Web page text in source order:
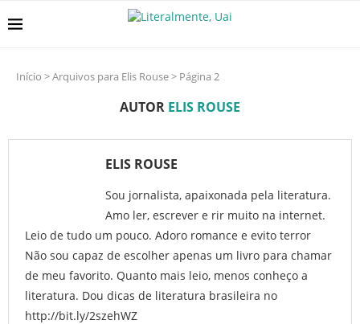
Início >Arquivos para Elis Rouse> Página 2
AUTOR ELIS ROUSE
ELIS ROUSE
Sou jornalista, apaixonada pela literatura.
Amo ler, escrever e rir muito na internet.
Leio de tudo um pouco. Adoro romance e evito terror
Não sou capaz de escolher apenas um livro para chamar
de meu favorito. Quanto mais leio, menos conheço a
literatura. Dou dicas de literatura brasileira no
http://bit.ly/2szehWZ